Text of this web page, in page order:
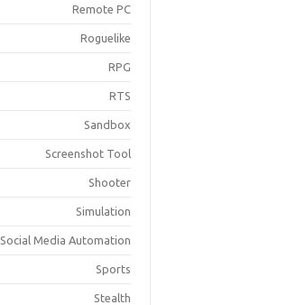
Remote PC
Roguelike
RPG
RTS
Sandbox
Screenshot Tool
Shooter
Simulation
Social Media Automation
Sports
Stealth